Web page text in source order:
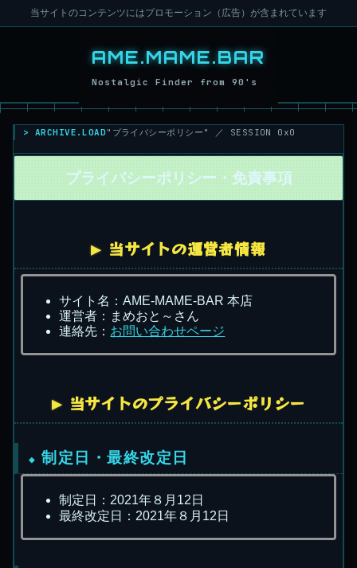
当サイトのコンテンツにはプロモーション（広告）が含まれています
> ARCHIVE.LOAD "プライバシーポリシー" ／ SESSION 0x0
プライバシーポリシー・免責事項
当サイトの運営者情報
サイト名：AME-MAME-BAR 本店
運営者：まめおと～さん
連絡先： お問い合わせページ
当サイトのプライバシーポリシー
制定日・最終改定日
制定日：2021年８月12日
最終改定日：2021年８月12日